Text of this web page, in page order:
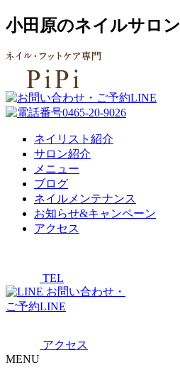
小田原のネイルサロン
ネイリスト紹介
サロン紹介
メニュー
ブログ
ネイルメンテナンス
お知らせ&キャンペーン
アクセス
TEL
お問い合わせ・
ご予約LINE
アクセス
MENU